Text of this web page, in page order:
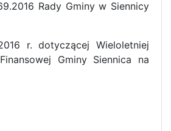
Rady Gminy w Siennicy
r. dotyczącej Wieloletniej
Gminy Siennica na